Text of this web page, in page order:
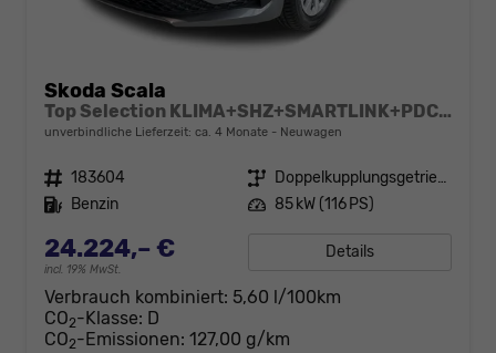
Skoda Scala
Top Selection KLIMA+SHZ+SMARTLINK+PDC+LED+16" ALU
unverbindliche Lieferzeit: ca. 4 Monate Neuwagen
Fahrzeugnr. 183604 Getriebe
Doppelkupplungsgetriebe (DSG)
Kraftstoff Benzin Leistung 85 kW (116 PS)
24.224,– €
incl. 19% MwSt.
Details
Verbrauch kombiniert: 5,60 l/100km
CO2-Klasse: D
CO2-Emissionen: 127,00 g/km